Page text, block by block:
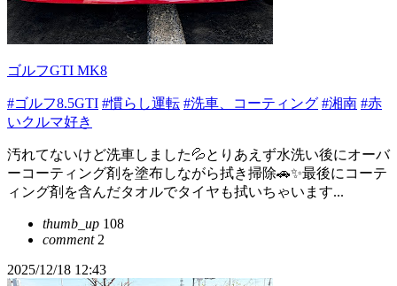
ゴルフGTI MK8
#ゴルフ8.5GTI #慣らし運転 #洗車、コーティング #湘南 #赤
いクルマ好き
汚れてないけど洗車しました💦とりあえず水洗い後にオーバ
ーコーティング剤を塗布しながら拭き掃除🚗✨最後にコーテ
ィング剤を含んだタオルでタイヤも拭いちゃいます...
thumb_up 108
comment2
2025/12/18 12:43